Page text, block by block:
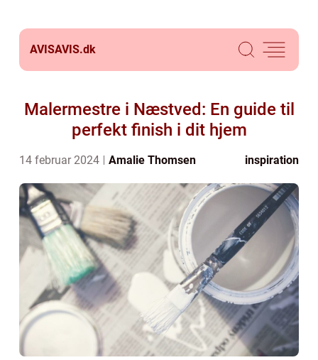
AVISAVIS.dk
Malermestre i Næstved: En guide til
perfekt finish i dit hjem
14 februar 2024 Amalie Thomsen inspiration